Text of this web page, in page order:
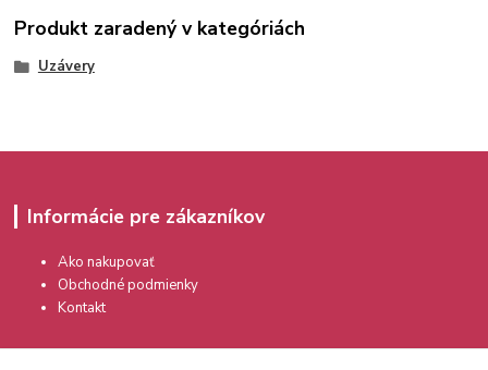
Produkt zaradený v kategóriách
Uzávery
Informácie pre zákazníkov
Ako nakupovať
Obchodné podmienky
Kontakt